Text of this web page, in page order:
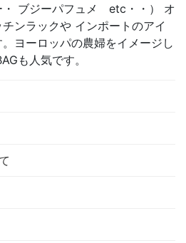
・ ブジーパフュメ etc・・） オ
ンラックや インポートのアイ
ヨーロッパの農婦をイメージし
も人気です。